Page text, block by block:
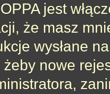
jest
że masz
wysłane
nowe